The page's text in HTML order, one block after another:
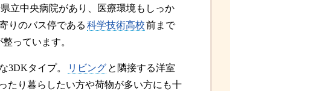
立中央病院があり、医療環境もしっか
りのバス停である 科学技術高校前まで
っています。
3DKタイプ。 リビング と隣接する洋室
たり暮らしたい方や荷物が多い方にも十